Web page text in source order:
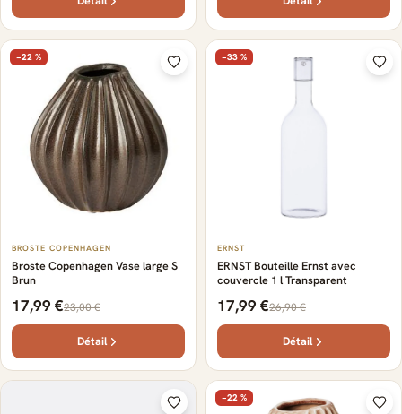
−22 %
BROSTE COPENHAGEN
Broste Copenhagen Vase large S
Brun
17,99 €23,00 €
Détail
−33 %
ERNST
ERNST Bouteille Ernst avec
couvercle 1 l Transparent
17,99 €26,90 €
Détail
−22 %